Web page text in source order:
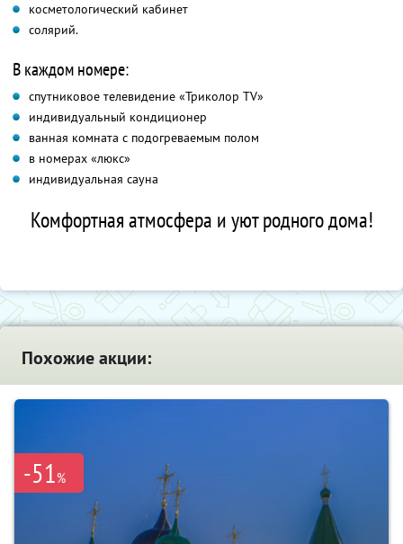
косметологический кабинет
солярий.
В каждом номере:
спутниковое телевидение «Триколор TV»
индивидуальный кондиционер
ванная комната с подогреваемым полом
в номерах «люкс»
индивидуальная сауна
Комфортная атмосфера и уют родного дома!
Похожие акции:
-51%